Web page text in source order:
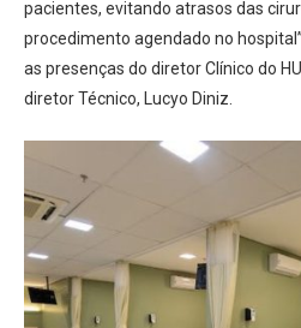
pacientes, evitando atrasos das
procedimento agendado no
as presenças do diretor Clínico do
diretor Técnico, Lucyo Diniz.